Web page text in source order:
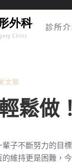
診所
文案
鬆做
子不斷努力的目
維持更是困難，